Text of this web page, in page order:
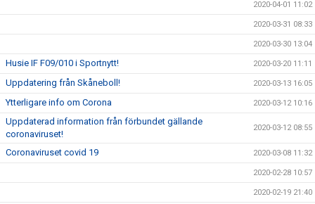
2020-04-01 11:02
2020-03-31 08:33
2020-03-30 13:04
Husie IF F09/010 i Sportnytt! 2020-03-20 11:11
Uppdatering från Skåneboll! 2020-03-13 16:05
Ytterligare info om Corona 2020-03-12 10:16
Uppdaterad information från förbundet gällande
coronaviruset!
2020-03-12 08:55
Coronaviruset covid 19 2020-03-08 11:32
2020-02-28 10:57
2020-02-19 21:40